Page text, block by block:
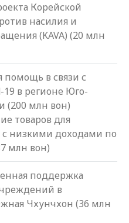
Корейской
насилия и
(KAVA) (20 млн
помощь в связи с
19 в регионе Юго-
(200 млн вон)
товаров для
с низкими доходами по
млн вон)
поддержка
в
Чхунчхон (36 млн